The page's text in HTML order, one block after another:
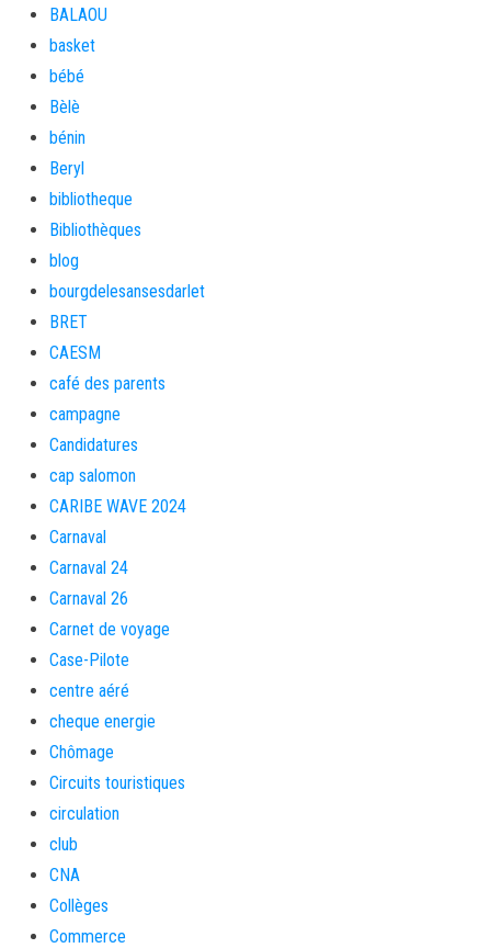
BALAOU
basket
bébé
Bèlè
bénin
Beryl
bibliotheque
Bibliothèques
blog
bourgdelesansesdarlet
BRET
CAESM
café des parents
campagne
Candidatures
cap salomon
CARIBE WAVE 2024
Carnaval
Carnaval 24
Carnaval 26
Carnet de voyage
Case-Pilote
centre aéré
cheque energie
Chômage
Circuits touristiques
circulation
club
CNA
Collèges
Commerce